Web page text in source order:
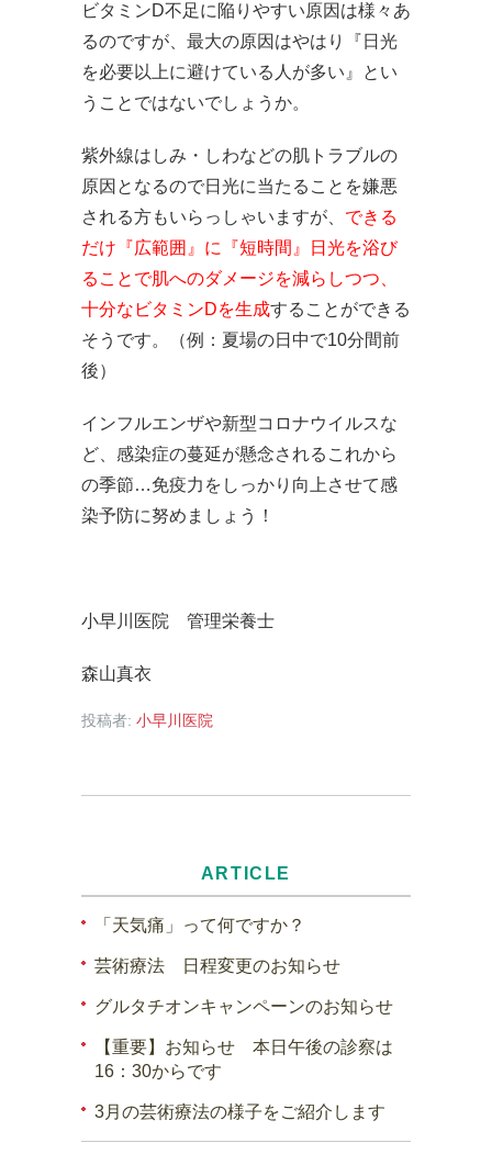
ビタミンD不足に陥りやすい原因は様々あ
るのですが、最大の原因はやはり『日光
を必要以上に避けている人が多い』とい
うことではないでしょうか。
紫外線はしみ・しわなどの肌トラブルの
原因となるので日光に当たることを嫌悪
される方もいらっしゃいますが、 できる
だけ『広範囲』に『短時間』日光を浴び
ることで肌へのダメージを減らしつつ、
十分なビタミンDを生成することができる
そうです。（例：夏場の日中で10分間前
後）
インフルエンザや新型コロナウイルスな
ど、感染症の蔓延が懸念されるこれから
の季節…免疫力をしっかり向上させて感
染予防に努めましょう！
小早川医院 管理栄養士
森山真衣
投稿者: 小早川医院
ARTICLE
「天気痛」って何ですか？
芸術療法 日程変更のお知らせ
グルタチオンキャンペーンのお知らせ
【重要】お知らせ 本日午後の診察は
16：30からです
3月の芸術療法の様子をご紹介します